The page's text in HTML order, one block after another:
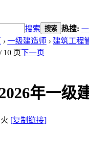
搜索 搜索 热搜:
› 一级建造师 › 建筑工程
/ 10 页下一页
年一级
火 [复制链接]